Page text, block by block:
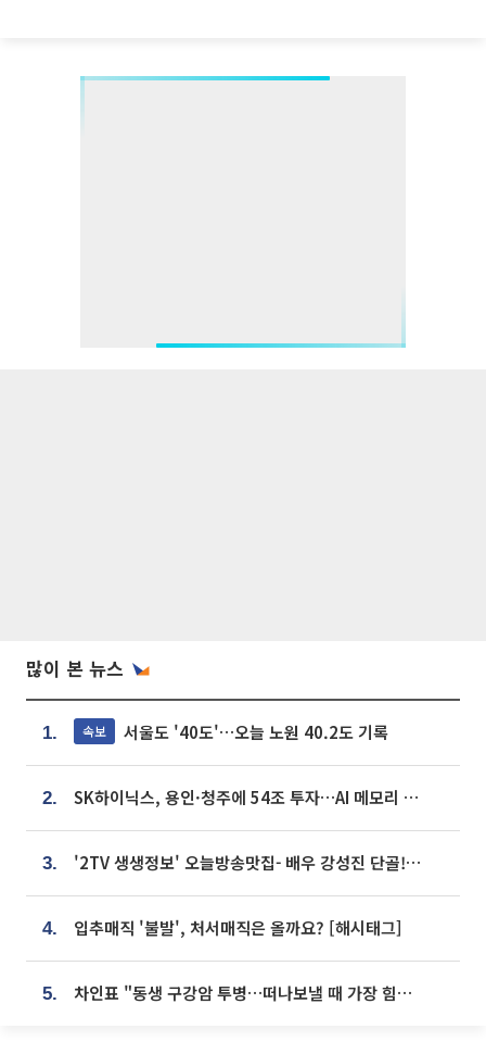
많이 본 뉴스
1. 속보 서울도 '40도'…오늘 노원 40.2도 기록
2. SK하이닉스, 용인·청주에 54조 투자…AI 메모리 생산기지 키운다
3. '2TV 생생정보' 오늘방송맛집- 배우 강성진 단골! 쌀국수ㆍ푸팟퐁 커리 맛집 '블○○○'
4. 입추매직 '불발', 처서매직은 올까요? [해시태그]
5. 차인표 "동생 구강암 투병…떠나보낼 때 가장 힘들었다”